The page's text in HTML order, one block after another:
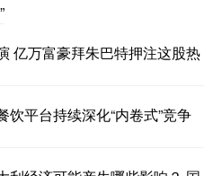
亿万富豪拜朱巴特押注这股热
平台持续深化“内卷式”竞争